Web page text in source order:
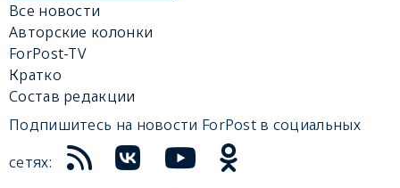
Все новости
Авторские колонки
ForPost-TV
Кратко
Состав редакции
Подпишитесь на новости ForPost в социальных
сетях: